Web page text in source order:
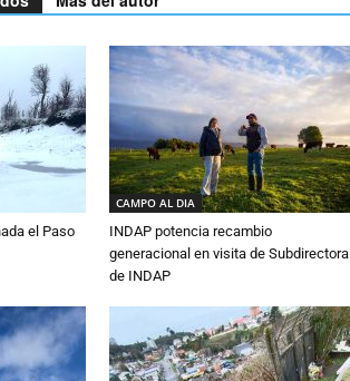
el Paso
CAMPO AL DIA
INDAP potencia recambio
generacional en visita de Subdirectora
de INDAP